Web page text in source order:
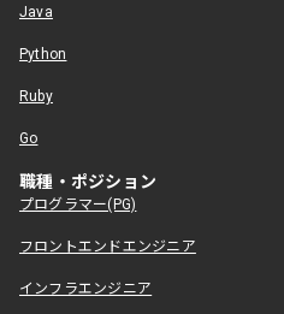
Java
Python
Ruby
Go
職種・ポジション
プログラマー(PG)
フロントエンドエンジニア
インフラエンジニア